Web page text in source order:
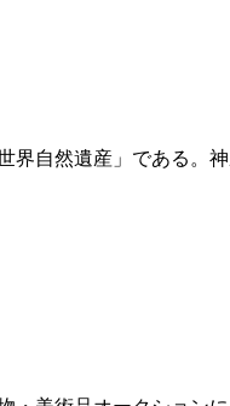
自然遺産」である